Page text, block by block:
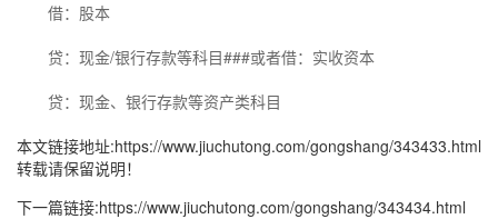
借：股本
贷：现金/银行存款等科目###或者借：实收资本
贷：现金、银行存款等资产类科目
本文链接地址:https://www.jiuchutong.com/gongshang/343433.html
转载请保留说明！
下一篇链接:https://www.jiuchutong.com/gongshang/343434.html